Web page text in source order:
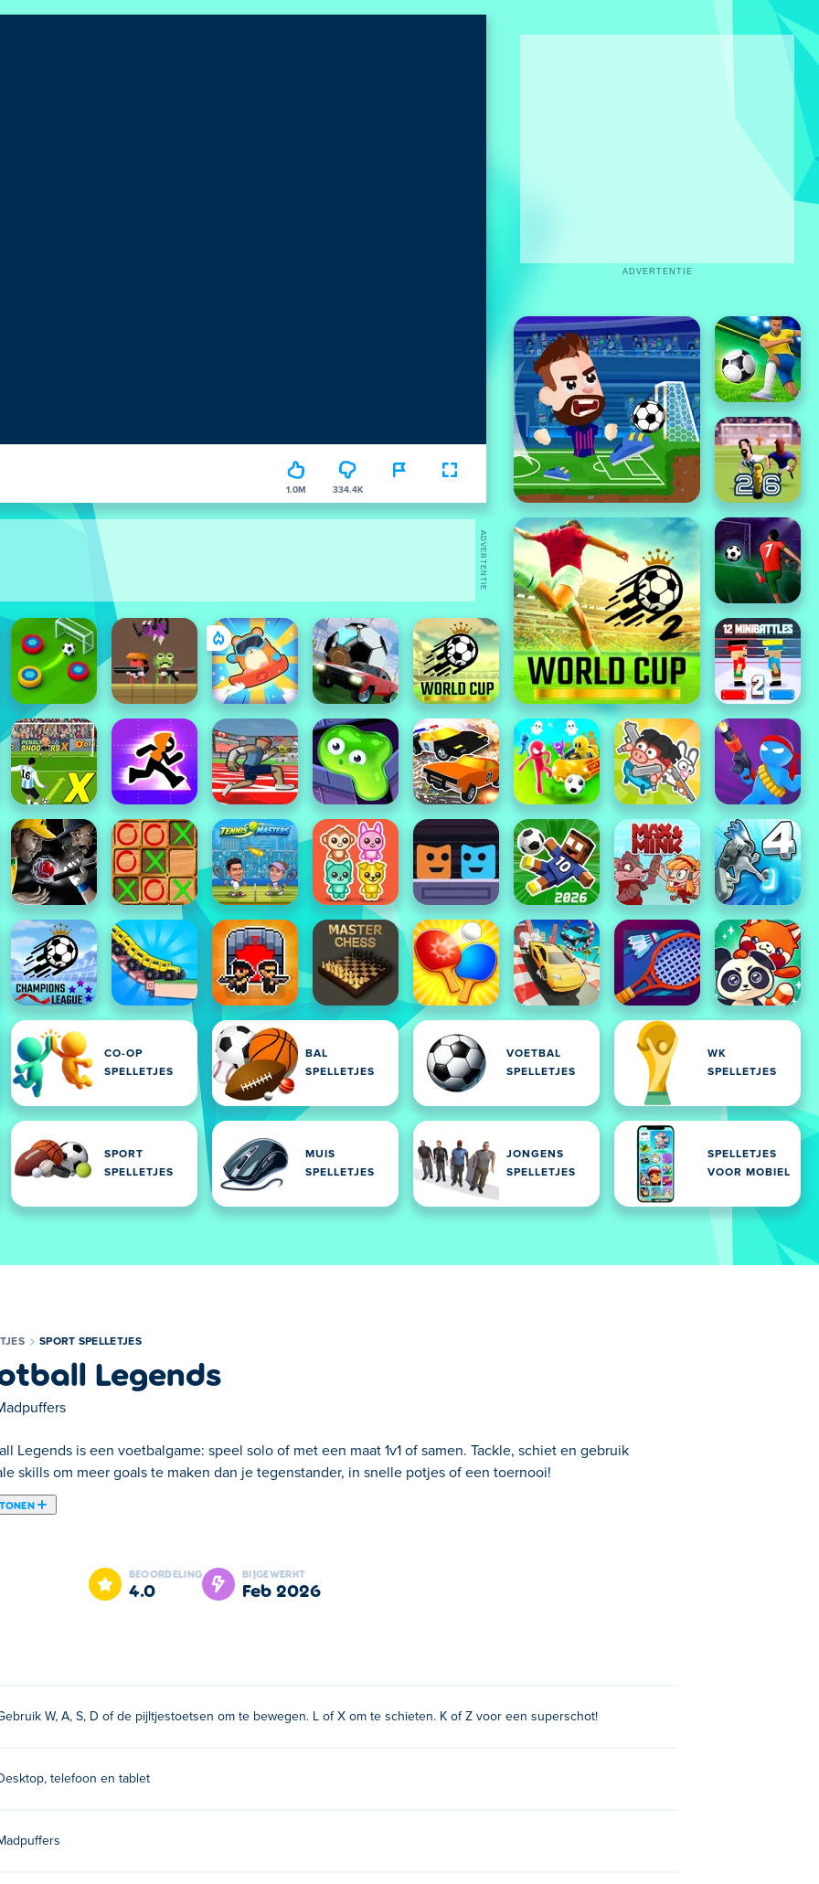
1.0M 334.4K
CO-OP
SPELLETJES
BAL
SPELLETJES
VOETBAL
SPELLETJES
WK
SPELLETJES
SPORT
SPELLETJES
MUIS
SPELLETJES
JONGENS
SPELLETJES
SPELLETJES
VOOR MOBIEL
ADVERTENTIE
ADVERTENTIE
SPORT SPELLETJES
Legends
Legends is een voetbalgame: speel solo of met een maat 1v1 of samen. Tackle, schiet en gebruik
skills om meer goals te maken dan je tegenstander, in snelle potjes of een toernooi!
door MadPuffers. Kies je team en speel snelle voetbalwedstrijden tegen je vriend of computer. Je bent
je ook inschrijven voor toernooien als je op zoek bent naar een uitdaging. Ga je gang en oefen totdat
toernooi te winnen!
Speel hun andere spellen op Poki:
BEOORDELING
4.0
BIJGEWERKT
feb 2026
W, A, S, D of de pijltjestoetsen om te bewegen. L of X om te schieten. K of Z voor een superschot!
telefoon en tablet